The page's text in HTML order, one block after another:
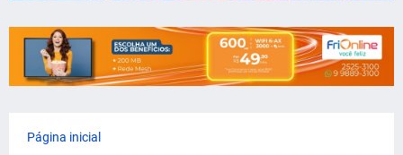
Página inicial